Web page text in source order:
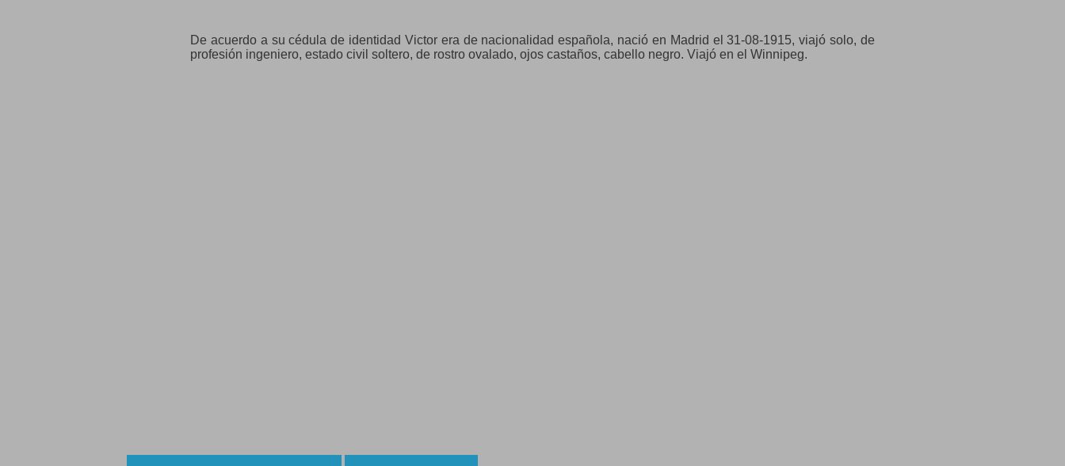
De acuerdo a su cédula de identidad Victor era de nacionalidad española, nació en Madrid el 31-08-1915, viajó solo, de
profesión ingeniero, estado civil soltero, de rostro ovalado, ojos castaños, cabello negro. Viajó en el Winnipeg.